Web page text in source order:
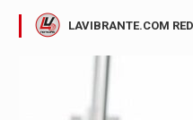
LAVIBRANTE.COM